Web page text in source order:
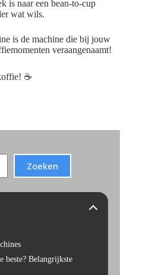
is naar een bean-to-cup
wat wils.
is de machine die bij jouw
veraangenaamt!
☕
Zoeken
beste? Belangrijkste